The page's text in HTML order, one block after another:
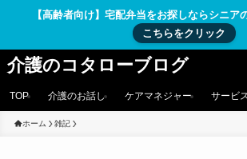
【高齢者向け】宅配弁当をお探しならシニア
こちらをクリック
介護のコタローブログ
TOP 介護のお話し ケアマネジャー サービ
ホーム 雑記